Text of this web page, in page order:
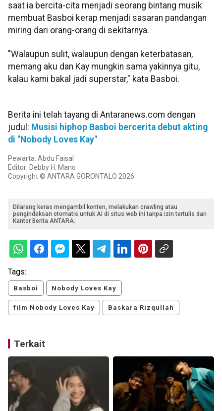
saat ia bercita-cita menjadi seorang bintang musik
membuat Basboi kerap menjadi sasaran pandangan
miring dari orang-orang di sekitarnya.
"Walaupun sulit, walaupun dengan keterbatasan,
memang aku dan Kay mungkin sama yakinnya gitu,
kalau kami bakal jadi superstar," kata Basboi.
Berita ini telah tayang di Antaranews.com dengan
judul: Musisi hiphop Basboi bercerita debut akting
di "Nobody Loves Kay"
Pewarta: Abdu Faisal
Editor: Debby H. Mano
Copyright © ANTARA GORONTALO 2026
Dilarang keras mengambil konten, melakukan crawling atau
pengindeksan otomatis untuk AI di situs web ini tanpa izin tertulis dari
Kantor Berita ANTARA.
Tags:
Basboi Nobody Loves Kay
film Nobody Loves Kay Baskara Rizqullah
Terkait